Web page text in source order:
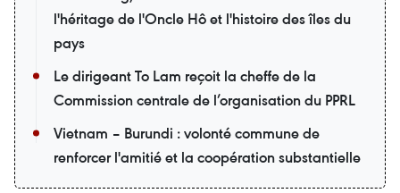
l'héritage de l'Oncle Hô et l'histoire des îles du
pays
Le dirigeant To Lam reçoit la cheffe de la
Commission centrale de l’organisation du PPRL
Vietnam – Burundi : volonté commune de
renforcer l'amitié et la coopération substantielle